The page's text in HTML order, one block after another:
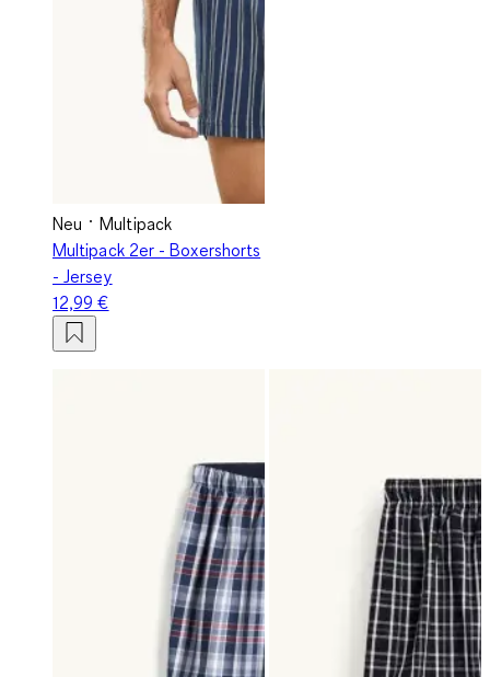
Neu
Multipack
Multipack 2er - Boxershorts
- Jersey
12,99 €